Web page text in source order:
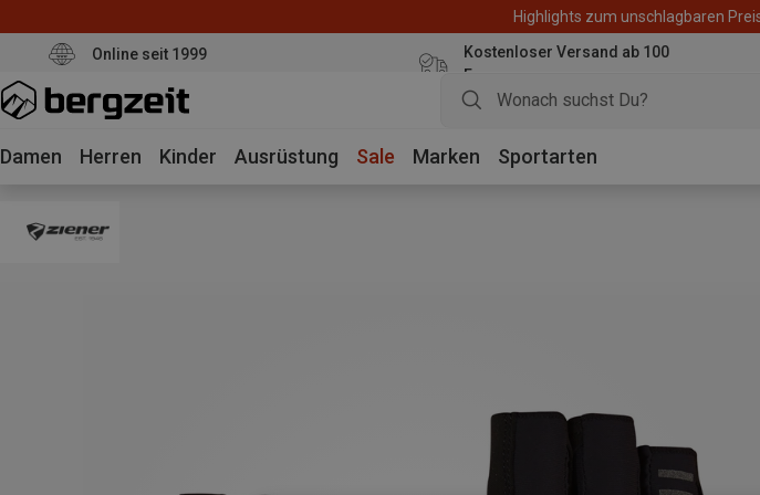
Highlights zum unschlagbaren
Online seit 1999
Kostenloser Versand ab 100
Euro
Damen Herren Kinder Ausrüstung Sale Marken Sportarten